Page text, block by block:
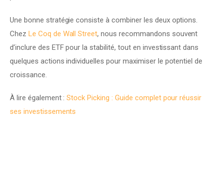
Une bonne stratégie consiste à combiner les deux options.
Chez Le Coq de Wall Street, nous recommandons souvent
d’inclure des ETF pour la stabilité, tout en investissant dans
quelques actions individuelles pour maximiser le potentiel de
croissance.
À lire également : Stock Picking : Guide complet pour réussir
ses investissements